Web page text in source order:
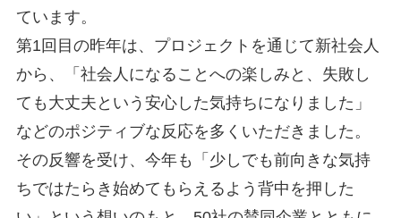
ています。
第1回目の昨年は、プロジェクトを通じて新社会人
から、「社会人になることへの楽しみと、失敗し
ても大丈夫という安心した気持ちになりました」
などのポジティブな反応を多くいただきました。
その反響を受け、今年も「少しでも前向きな気持
ちではたらき始めてもらえるよう背中を押した